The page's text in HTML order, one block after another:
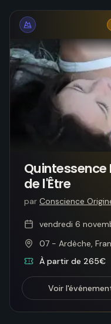
Quintessence
de l'Être
par Conscience
vendredi 6
07 - Ardèche,
À partir de 265€
Voir